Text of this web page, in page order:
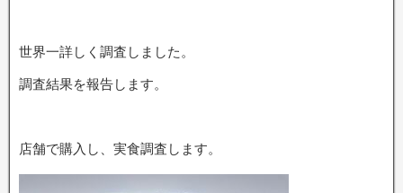
世界一詳しく調査しました。
調査結果を報告します。
店舗で購入し、実食調査します。